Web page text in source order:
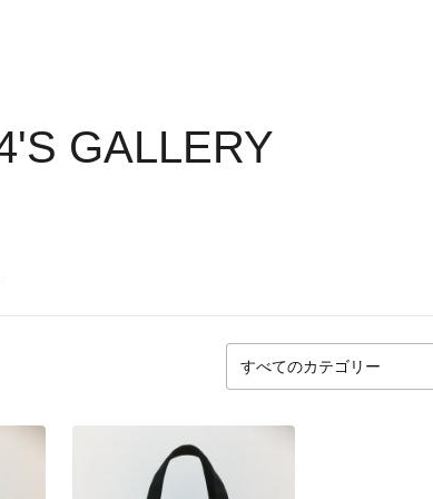
GALLERY